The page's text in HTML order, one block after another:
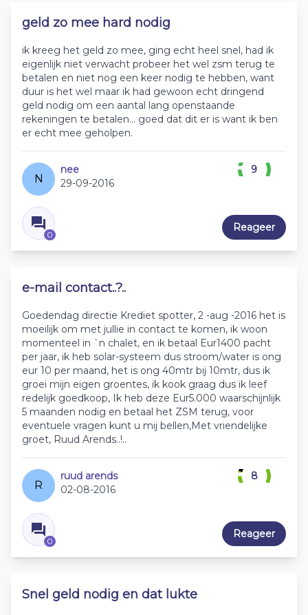
geld zo mee hard nodig
ik kreeg het geld zo mee, ging echt heel snel, had ik
eigenlijk niet verwacht probeer het wel zsm terug te
betalen en niet nog een keer nodig te hebben, want
duur is het wel maar ik had gewoon echt dringend
geld nodig om een aantal lang openstaande
rekeningen te betalen... goed dat dit er is want ik ben
er echt mee geholpen.
N
nee
29-09-2016
0
9
Reageer
e-mail contact..?..
Goedendag directie Krediet spotter, 2 -aug -2016 het is
moeilijk om met jullie in contact te komen, ik woon
momenteel in `n chalet, en ik betaal Eur1400 pacht
per jaar, ik heb solar-systeem dus stroom/water is ong
eur 10 per maand, het is ong 40mtr bij 10mtr, dus ik
groei mijn eigen groentes, ik kook graag dus ik leef
redelijk goedkoop, Ik heb deze Eur5.000 waarschijnlijk
5 maanden nodig en betaal het ZSM terug, voor
eventuele vragen kunt u mij bellen,Met vriendelijke
groet, Ruud Arends..!..
R
ruud arends
02-08-2016
0
8
Reageer
Snel geld nodig en dat lukte